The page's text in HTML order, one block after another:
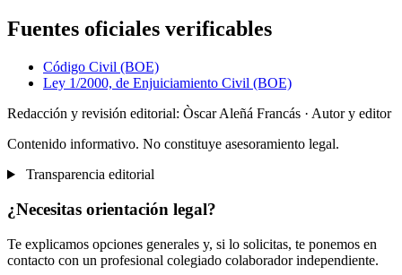
Fuentes oficiales verificables
Código Civil (BOE)
Ley 1/2000, de Enjuiciamiento Civil (BOE)
Redacción y revisión editorial: Òscar Aleñá Francás · Autor y editor
Contenido informativo. No constituye asesoramiento legal.
Transparencia editorial
¿Necesitas orientación legal?
Te explicamos opciones generales y, si lo solicitas, te ponemos en
contacto con un profesional colegiado colaborador independiente.